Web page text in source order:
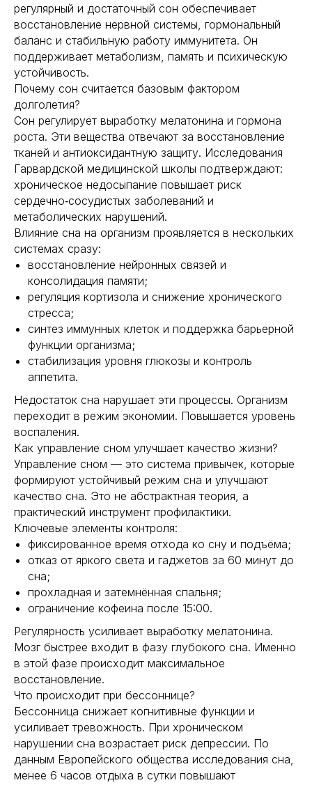
регулярный и достаточный сон обеспечивает
восстановление нервной системы, гормональный
баланс и стабильную работу иммунитета. Он
поддерживает метаболизм, память и психическую
устойчивость.
Почему сон считается базовым фактором
долголетия?
Сон регулирует выработку мелатонина и гормона
роста. Эти вещества отвечают за восстановление
тканей и антиоксидантную защиту. Исследования
Гарвардской медицинской школы подтверждают:
хроническое недосыпание повышает риск
сердечно‑сосудистых заболеваний и
метаболических нарушений.
Влияние сна на организм проявляется в нескольких
системах сразу:
восстановление нейронных связей и
консолидация памяти;
регуляция кортизола и снижение хронического
стресса;
синтез иммунных клеток и поддержка барьерной
функции организма;
стабилизация уровня глюкозы и контроль
аппетита.
Недостаток сна нарушает эти процессы. Организм
переходит в режим экономии. Повышается уровень
воспаления.
Как управление сном улучшает качество жизни?
Управление сном — это система привычек, которые
формируют устойчивый режим сна и улучшают
качество сна. Это не абстрактная теория, а
практический инструмент профилактики.
Ключевые элементы контроля:
фиксированное время отхода ко сну и подъёма;
отказ от яркого света и гаджетов за 60 минут до
сна;
прохладная и затемнённая спальня;
ограничение кофеина после 15:00.
Регулярность усиливает выработку мелатонина.
Мозг быстрее входит в фазу глубокого сна. Именно
в этой фазе происходит максимальное
восстановление.
Что происходит при бессоннице?
Бессонница снижает когнитивные функции и
усиливает тревожность. При хроническом
нарушении сна возрастает риск депрессии. По
данным Европейского общества исследования сна,
менее 6 часов отдыха в сутки повышают